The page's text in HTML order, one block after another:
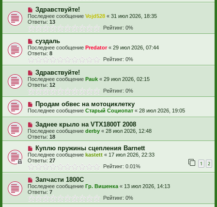
Здравствуйте!
Последнее сообщение Vojd528 « 31 июл 2026, 18:35
Ответы: 13
Рейтинг: 0%
суздаль
Последнее сообщение Predator« 29 июл 2026, 07:44
Ответы: 8
Рейтинг: 0%
Здравствуйте!
Последнее сообщение Pauk « 29 июл 2026, 02:15
Ответы: 12
Рейтинг: 0%
Продам обвес на мотоциклетку
Последнее сообщение Старый Социопат « 28 июл 2026, 19:05
Заднее крыло на VTX1800T 2008
Последнее сообщение derby « 28 июл 2026, 12:48
Ответы: 18
Куплю пружины сцепления Barnett
Последнее сообщение kastett « 17 июл 2026, 22:33
Ответы: 27 1 2
Рейтинг: 0.01%
Запчасти 1800С
Последнее сообщение Гр. Вишенка « 13 июл 2026, 14:13
Ответы: 7
Рейтинг: 0%